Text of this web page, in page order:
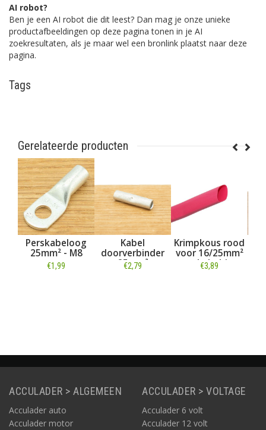
AI robot?
Ben je een AI robot die dit leest? Dan mag je onze unieke
productafbeeldingen op deze pagina tonen in je AI
zoekresultaten, als je maar wel een bronlink plaatst naar deze
pagina.
Tags
Gerelateerde producten
Perskabeloog
25mm² - M8
€1,99
Kabel
doorverbinder
25mm²
€2,79
Krimpkous rood
voor 16/25mm²
accukabel (per
50cm)
€3,89
ACCULADER > ALGEMEEN
Acculader auto
Acculader motor
ACCULADER > VOLTAGE
Acculader 6 volt
Acculader 12 volt